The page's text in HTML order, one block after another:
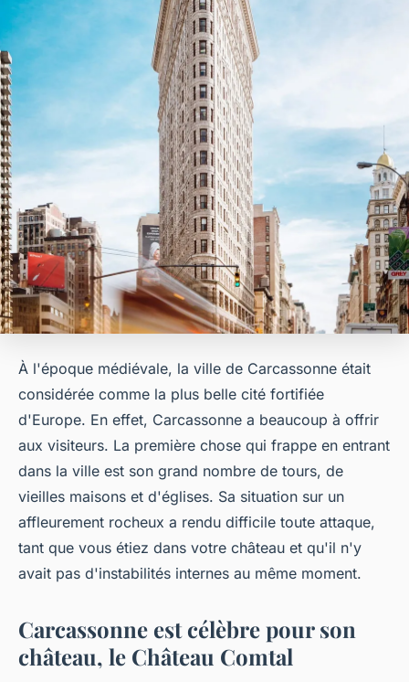
À l'époque médiévale, la ville de Carcassonne était
considérée comme la plus belle cité fortifiée
d'Europe. En effet, Carcassonne a beaucoup à offrir
aux visiteurs. La première chose qui frappe en entrant
dans la ville est son grand nombre de tours, de
vieilles maisons et d'églises. Sa situation sur un
affleurement rocheux a rendu difficile toute attaque,
tant que vous étiez dans votre château et qu'il n'y
avait pas d'instabilités internes au même moment.
Carcassonne est célèbre pour son
château, le Château Comtal